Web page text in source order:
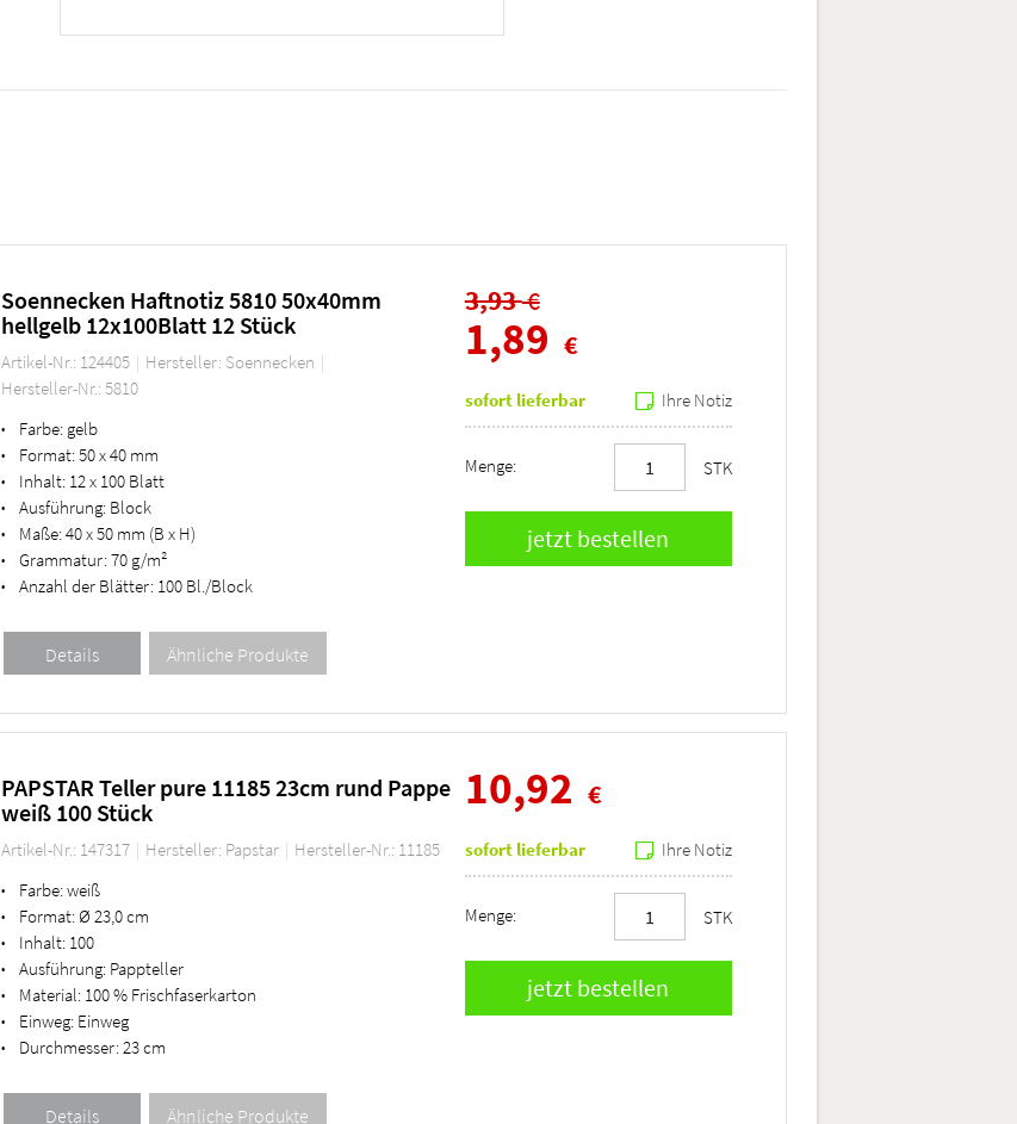
Soennecken Haftnotiz 5810 50x40mm
hellgelb 12x100Blatt 12 Stück
Artikel-Nr.: 124405
Hersteller: Soennecken
Hersteller-Nr.: 5810
• Farbe: gelb
• Format:50 x 40 mm
• Inhalt: 12 x 100 Blatt
• Ausführung: Block
• Maße:40 x 50 mm (B x H)
• Grammatur:70 g/m²
• Anzahl der Blätter: 100 Bl./Block
3,93€
1,89 €
sofort lieferbar Ihre Notiz
Menge: STK
PAPSTAR Teller pure 11185 23cm rund Pappe
weiß 100 Stück
Artikel-Nr.: 147317 Hersteller: Papstar Hersteller-Nr.: 11185
• Farbe:weiß
• Format: Ø 23,0 cm
• Inhalt: 100
• Ausführung: Pappteller
• Material: 100 % Frischfaserkarton
• Einweg: Einweg
• Durchmesser:23 cm
10,92 €
sofort lieferbar Ihre Notiz
Menge: STK